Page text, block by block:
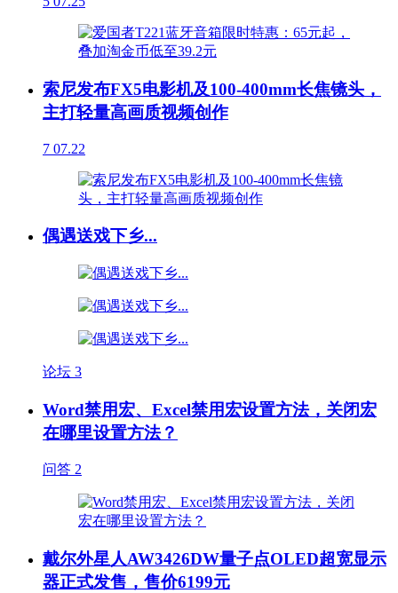
索尼发布FX5电影机及100-400mm长焦镜头，
主打轻量高画质视频创作
7 07.22
偶遇送戏下乡...
论坛 3
Word禁用宏、Excel禁用宏设置方法，关闭宏
在哪里设置方法？
问答 2
戴尔外星人AW3426DW量子点OLED超宽显示
器正式发售，售价6199元